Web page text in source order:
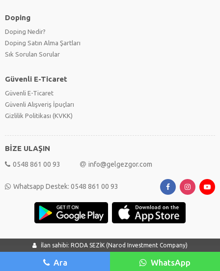
İlan sahibi: RODA SEZİK (Narod Investment Company)
Ara WhatsApp
Doping
Doping Nedir?
Doping Satın Alma Şartları
Sık Sorulan Sorular
Güvenli E-Ticaret
Güvenli E-Ticaret
Güvenli Alışveriş İpuçları
Gizlilik Politikası (KVKK)
BİZE ULAŞIN
0548 861 00 93 info@gelgezgor.com
Whatsapp Destek: 0548 861 00 93